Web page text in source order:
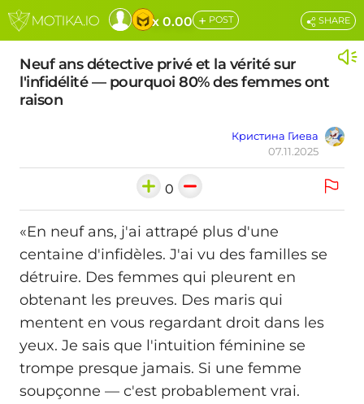
x 0.00 + POST
Neuf ans détective privé et la vérité sur
l'infidélité — pourquoi 80% des femmes ont
raison
Кристина Гиева
07.11.2025
SHARE
0
«En neuf ans, j'ai attrapé plus d'une
centaine d'infidèles. J'ai vu des familles se
détruire. Des femmes qui pleurent en
obtenant les preuves. Des maris qui
mentent en vous regardant droit dans les
yeux. Je sais que l'intuition féminine se
trompe presque jamais. Si une femme
soupçonne — c'est probablement vrai.